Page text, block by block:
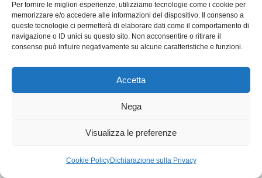
Per fornire le migliori esperienze, utilizziamo tecnologie come i cookie per
memorizzare e/o accedere alle informazioni del dispositivo. Il consenso a
queste tecnologie ci permetterà di elaborare dati come il comportamento di
navigazione o ID unici su questo sito. Non acconsentire o ritirare il
consenso può influire negativamente su alcune caratteristiche e funzioni.
Accetta
Nega
Visualizza le preferenze
Cookie PolicyDichiarazione sulla Privacy